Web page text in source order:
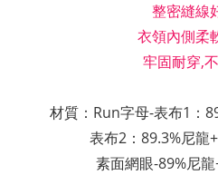
整密縫線
衣領內側柔
牢固耐穿,
材質：Run字母-表布1：
表布2： 89.3%尼龍
素面網眼-89%尼龍